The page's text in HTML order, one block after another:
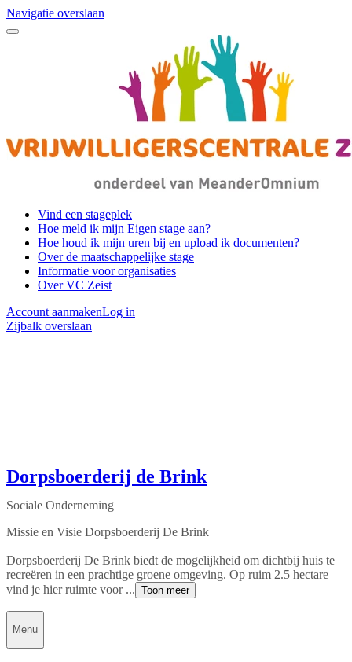
Navigatie overslaan
Vind een stageplek
Hoe meld ik mijn Eigen stage aan?
Hoe houd ik mijn uren bij en upload ik documenten?
Over de maatschappelijke stage
Informatie voor organisaties
Over VC Zeist
Account aanmakenLog in
Zijbalk overslaan
Dorpsboerderij de Brink
Sociale Onderneming
Missie en Visie Dorpsboerderij De Brink
Dorpsboerderij De Brink biedt de mogelijkheid om dichtbij huis te
recreëren in een prachtige groene omgeving. Op ruim 2.5 hectare
vind je hier ruimte voor ... Toon meer
Menu